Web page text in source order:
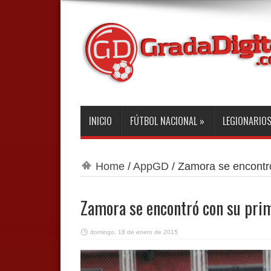
INICIO FÚTBOL NACIONAL » LEGIONARIOS
Home/ AppGD / Zamora se
Zamora se encontró con su
domingo, 18 de enero de 2015